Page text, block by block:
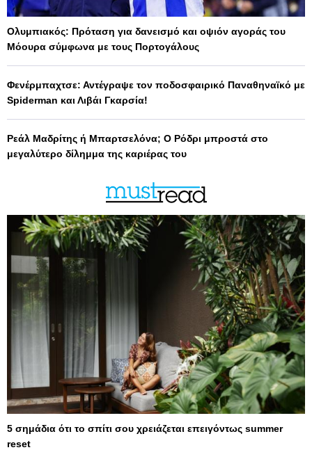
Ολυμπιακός: Πρόταση για δανεισμό και οψιόν αγοράς του
Μόουρα σύμφωνα με τους Πορτογάλους
Φενέρμπαχτσε: Αντέγραψε τον ποδοσφαιρικό Παναθηναϊκό με
Spiderman και Λιβάι Γκαρσία!
Ρεάλ Μαδρίτης ή Μπαρτσελόνα; Ο Ρόδρι μπροστά στο
μεγαλύτερο δίλημμα της καριέρας του
5 σημάδια ότι το σπίτι σου χρειάζεται επειγόντως summer
reset